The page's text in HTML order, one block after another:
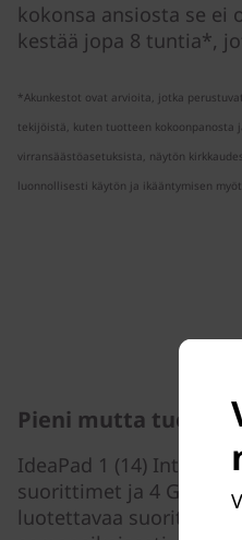
kokonsa ansiosta se ei
kestää jopa 8 tuntia*,
*Akunkestot ovat arvioita, jotka
tekijöistä, kuten tuotteen kokoonpanosta
virransäästöasetuksista, näytön
luonnollisesti käytön ja ikääntymisen
Pieni mutta
IdeaPad 1 (14) Intel -
suorittimet ja 4 Gt:n
luotettavaa